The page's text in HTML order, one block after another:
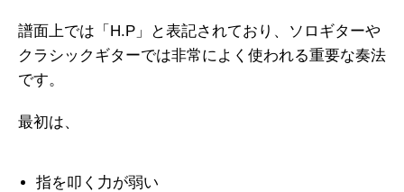
譜面上では「H.P」と表記されており、ソロギターや
クラシックギターでは非常によく使われる重要な奏法
です。
最初は、
指を叩く力が弱い